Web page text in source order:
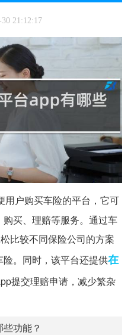
30 21:12:17
用户购买车险的平台，它可
买、理赔等服务。通过车
比较不同保险公司的方案
。同时，该平台还提供在
提交理赔申请，减少繁杂
功能？